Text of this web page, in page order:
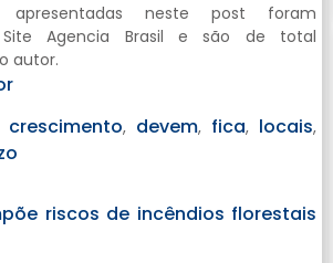
apresentadas neste post foram
Site Agencia Brasil e são de total
autor.
crescimento, devem, fica, locais,
riscos de incêndios florestais